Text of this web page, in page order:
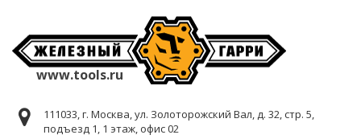
www.tools.ru
111033, г. Москва, ул. Золоторожский Вал, д. 32, стр. 5,
подъезд 1, 1 этаж, офис 02